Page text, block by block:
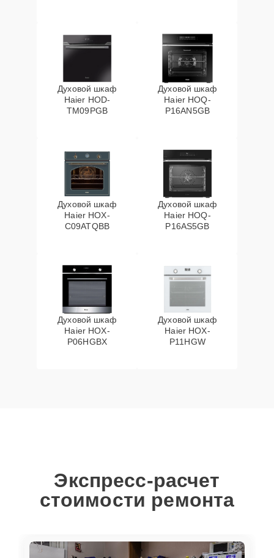
Духовой шкаф
Haier HOD-
TM09PGB
Духовой шкаф
Haier HOQ-
P16AN5GB
Духовой шкаф
Haier HOX-
C09ATQBB
Духовой шкаф
Haier HOQ-
P16AS5GB
Духовой шкаф
Haier HOX-
P06HGBX
Духовой шкаф
Haier HOX-
P11HGW
Экспресс-расчет
стоимости ремонта